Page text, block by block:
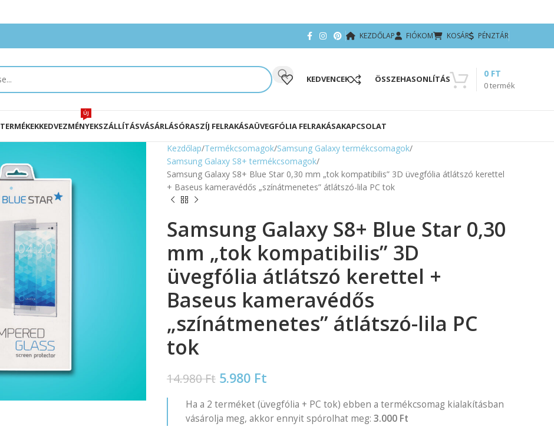
KEZDŐLAP FIÓKOM KOSÁR PÉNZTÁR
KEDVENCEK ÖSSZEHASONLÍTÁS
0termék
0 FT
TERMÉKEKKEDVEZMÉNYEK
ÚJ
SZÁLLÍTÁSVÁSÁRLÁSÓRASZÍJ FELRAKÁSAÜVEGFÓLIA FELRAKÁSAKAPCSOLAT
Kezdőlap Termékcsomagok Samsung Galaxy termékcsomagok
Samsung Galaxy S8+ termékcsomagok
Samsung Galaxy S8+ Blue Star 0,30 mm „tok kompatibilis” 3D üvegfólia átlátszó kerettel
+ Baseus kameravédős „színátmenetes” átlátszó-lila PC tok
Samsung Galaxy S8+ Blue Star 0,30
mm „tok kompatibilis” 3D
üvegfólia átlátszó kerettel +
Baseus kameravédős
„színátmenetes” átlátszó-lila PC
tok
14.980Ft 5.980 Ft
Ha a 2 terméket (üvegfólia + PC tok) ebben a termékcsomag kialakításban
vásárolja meg, akkor ennyit spórolhat meg: 3.000 Ft